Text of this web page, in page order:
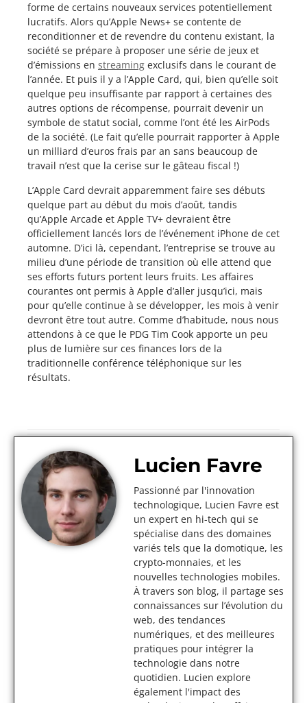
forme de certains nouveaux services potentiellement
lucratifs. Alors qu’Apple News+ se contente de
reconditionner et de revendre du contenu existant, la
société se prépare à proposer une série de jeux et
d’émissions en streaming exclusifs dans le courant de
l’année. Et puis il y a l’Apple Card, qui, bien qu’elle soit
quelque peu insuffisante par rapport à certaines des
autres options de récompense, pourrait devenir un
symbole de statut social, comme l’ont été les AirPods
de la société. (Le fait qu’elle pourrait rapporter à Apple
un milliard d’euros frais par an sans beaucoup de
travail n’est que la cerise sur le gâteau fiscal !)
L’Apple Card devrait apparemment faire ses débuts
quelque part au début du mois d’août, tandis
qu’Apple Arcade et Apple TV+ devraient être
officiellement lancés lors de l’événement iPhone de cet
automne. D’ici là, cependant, l’entreprise se trouve au
milieu d’une période de transition où elle attend que
ses efforts futurs portent leurs fruits. Les affaires
courantes ont permis à Apple d’aller jusqu’ici, mais
pour qu’elle continue à se développer, les mois à venir
devront être tout autre. Comme d’habitude, nous nous
attendons à ce que le PDG Tim Cook apporte un peu
plus de lumière sur ces finances lors de la
traditionnelle conférence téléphonique sur les
résultats.
Lucien Favre
Passionné par l'innovation
technologique, Lucien Favre est
un expert en hi-tech qui se
spécialise dans des domaines
variés tels que la domotique, les
crypto-monnaies, et les
nouvelles technologies mobiles.
À travers son blog, il partage ses
connaissances sur l’évolution du
web, des tendances
numériques, et des meilleures
pratiques pour intégrer la
technologie dans notre
quotidien. Lucien explore
également l'impact des